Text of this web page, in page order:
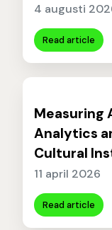
4 augusti
Read article